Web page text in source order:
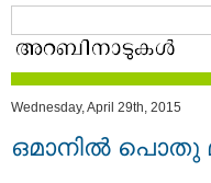
Wednesday, April 29th, 2015
ഒമാനില്‍ പൊതു